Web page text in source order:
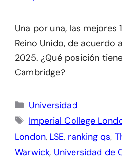
Una por una, las mejores
Reino Unido, de acuerdo
2025. ¿Qué posición
Cambridge?
Categorías
Universidad
Etiquetas
Imperial College
London, LSE, ranking qs,
Warwick, Universidad de